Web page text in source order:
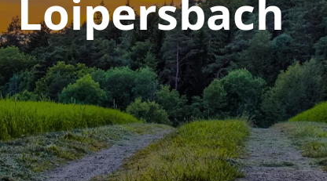
Loipersbach